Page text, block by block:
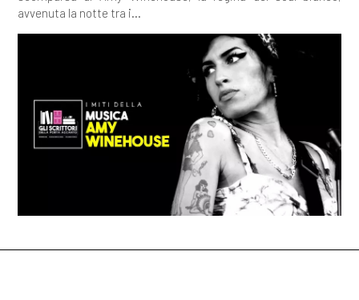
avvenuta la notte tra i...